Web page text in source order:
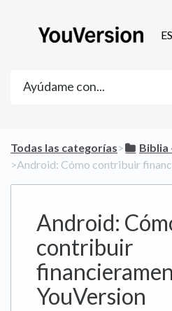
ES
Todas las categorías​>​ ​Biblia
>​ Android: Cómo contribuir
Android:
contribuir
YouVersion